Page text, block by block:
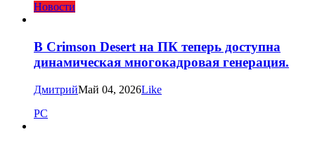
Новости
В Crimson Desert на ПК теперь доступна
динамическая многокадровая генерация.
ДмитрийМай 04, 2026Like
PC